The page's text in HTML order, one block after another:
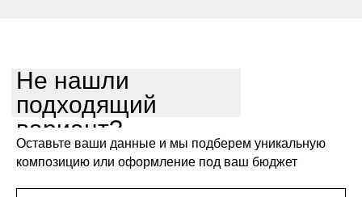
Не нашли
подходящий
вариант?
Оставьте ваши данные и мы подберем уникальную
композицию или оформление под ваш бюджет